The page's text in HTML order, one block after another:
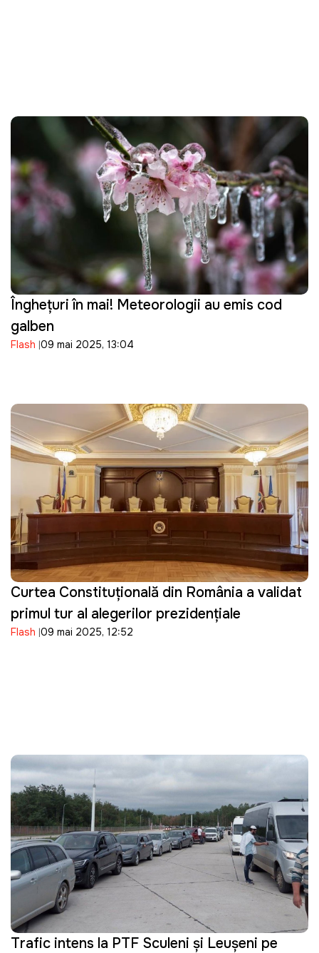
Înghețuri în mai! Meteorologii au emis cod
galben
Flash 09 mai 2025, 13:04
Curtea Constituțională din România a validat
primul tur al alegerilor prezidențiale
Flash 09 mai 2025, 12:52
Trafic intens la PTF Sculeni și Leușeni pe